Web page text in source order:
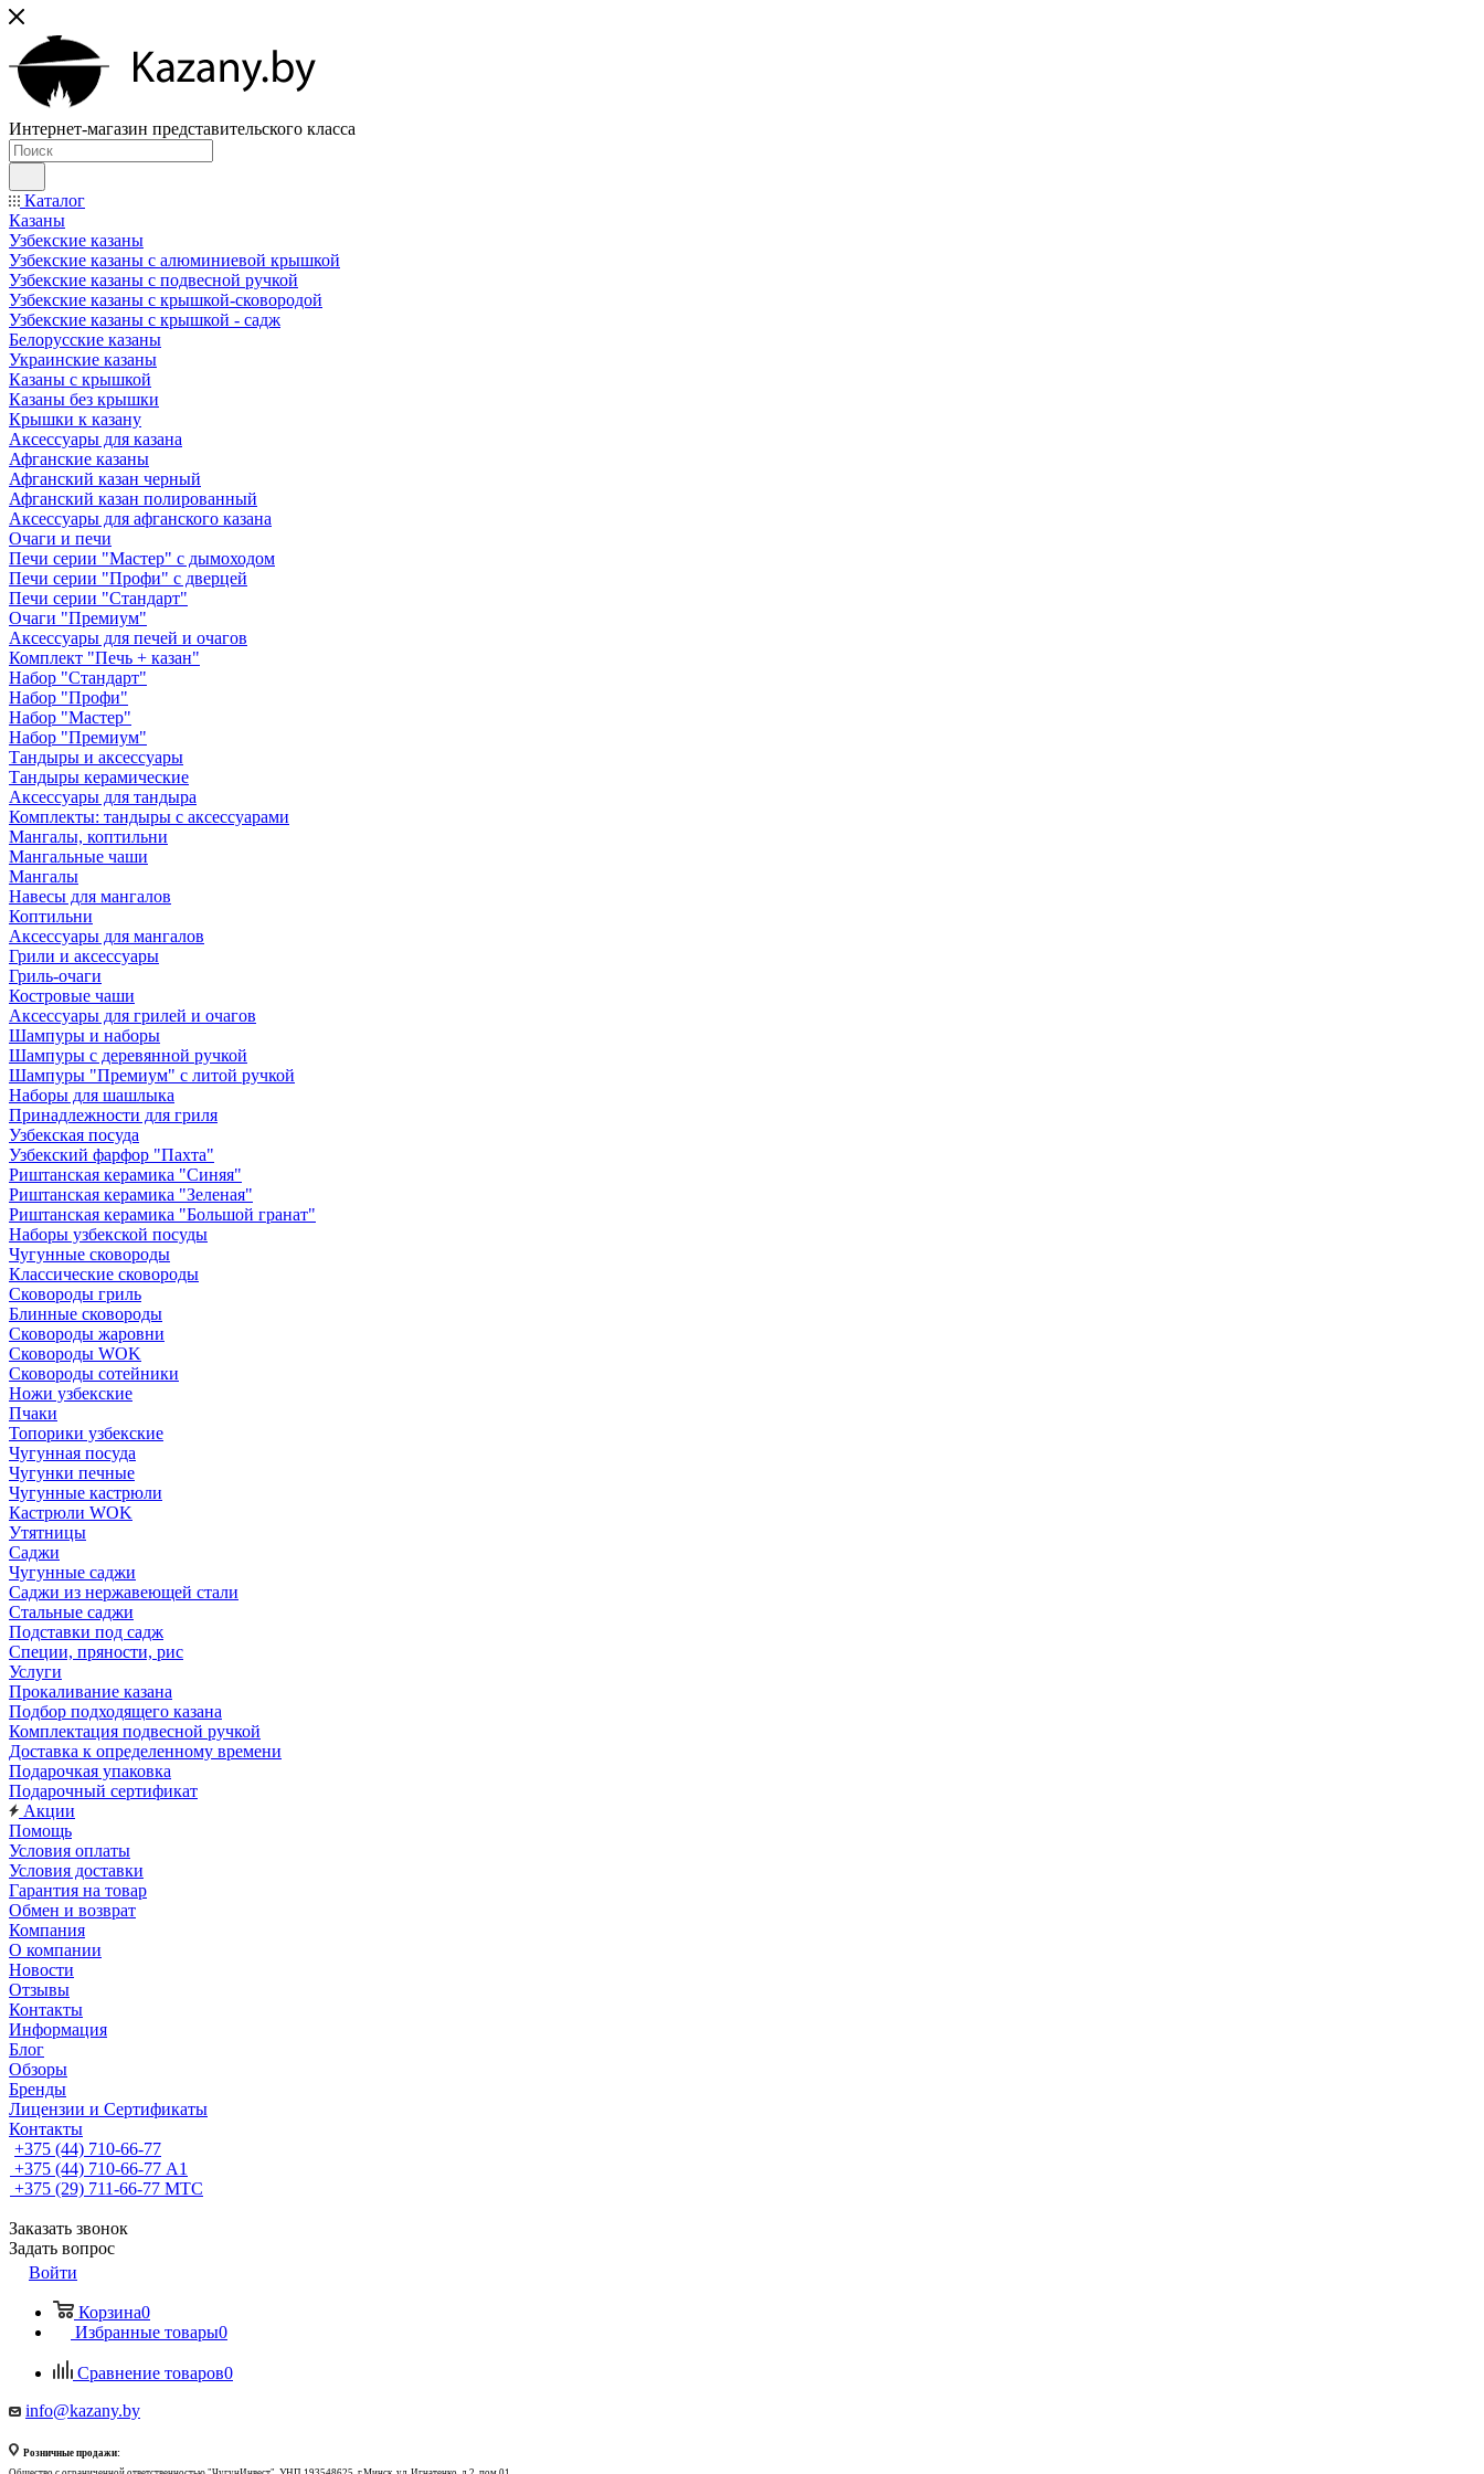
Интернет-магазин представительского класса
Каталог
Казаны
Узбекские казаны
Узбекские казаны с алюминиевой крышкой
Узбекские казаны с подвесной ручкой
Узбекские казаны с крышкой-сковородой
Узбекские казаны с крышкой - садж
Белорусские казаны
Украинские казаны
Казаны с крышкой
Казаны без крышки
Крышки к казану
Аксессуары для казана
Афганские казаны
Афганский казан черный
Афганский казан полированный
Аксессуары для афганского казана
Очаги и печи
Печи серии "Мастер" с дымоходом
Печи серии "Профи" с дверцей
Печи серии "Стандарт"
Очаги "Премиум"
Аксессуары для печей и очагов
Комплект "Печь + казан"
Набор "Стандарт"
Набор "Профи"
Набор "Мастер"
Набор "Премиум"
Тандыры и аксессуары
Тандыры керамические
Аксессуары для тандыра
Комплекты: тандыры с аксессуарами
Мангалы, коптильни
Мангальные чаши
Мангалы
Навесы для мангалов
Коптильни
Аксессуары для мангалов
Грили и аксессуары
Гриль-очаги
Костровые чаши
Аксессуары для грилей и очагов
Шампуры и наборы
Шампуры с деревянной ручкой
Шампуры "Премиум" с литой ручкой
Наборы для шашлыка
Принадлежности для гриля
Узбекская посуда
Узбекский фарфор "Пахта"
Риштанская керамика "Синяя"
Риштанская керамика "Зеленая"
Риштанская керамика "Большой гранат"
Наборы узбекской посуды
Чугунные сковороды
Классические сковороды
Сковороды гриль
Блинные сковороды
Сковороды жаровни
Сковороды WOK
Сковороды сотейники
Ножи узбекские
Пчаки
Топорики узбекские
Чугунная посуда
Чугунки печные
Чугунные кастрюли
Кастрюли WOK
Утятницы
Саджи
Чугунные саджи
Саджи из нержавеющей стали
Стальные саджи
Подставки под садж
Специи, пряности, рис
Услуги
Прокаливание казана
Подбор подходящего казана
Комплектация подвесной ручкой
Доставка к определенному времени
Подарочкая упаковка
Подарочный сертификат
Акции
Помощь
Условия оплаты
Условия доставки
Гарантия на товар
Обмен и возврат
Компания
О компании
Новости
Отзывы
Контакты
Информация
Блог
Обзоры
Бренды
Лицензии и Сертификаты
Контакты
+375 (44) 710-66-77
+375 (44) 710-66-77 А1
+375 (29) 711-66-77 МТС
Заказать звонок
Задать вопрос
Войти
Корзина0
Избранные товары0
Сравнение товаров0
info@kazany.by
Розничные продажи: